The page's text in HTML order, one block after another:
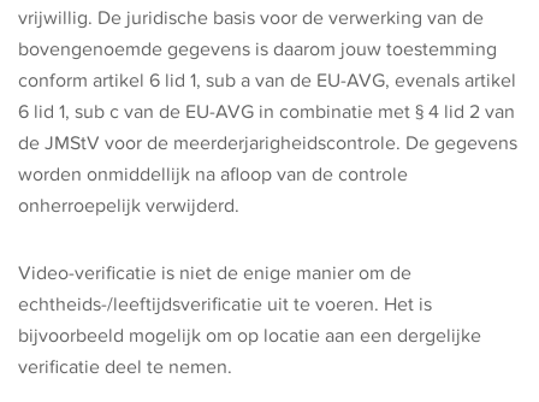
vrijwillig. De juridische basis voor de verwerking van de
bovengenoemde gegevens is daarom jouw toestemming
conform artikel 6 lid 1, sub a van de EU-AVG, evenals artikel
6 lid 1, sub c van de EU-AVG in combinatie met § 4 lid 2 van
de JMStV voor de meerderjarigheidscontrole. De gegevens
worden onmiddellijk na afloop van de controle
onherroepelijk verwijderd.
Video-verificatie is niet de enige manier om de
echtheids-/leeftijdsverificatie uit te voeren. Het is
bijvoorbeeld mogelijk om op locatie aan een dergelijke
verificatie deel te nemen.